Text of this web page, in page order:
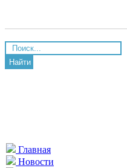
Найти
Главная
Новости